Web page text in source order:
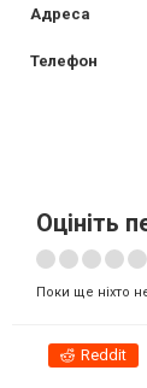
Адреса
Телефон
Оцініть
Поки ще ніхто
Reddit